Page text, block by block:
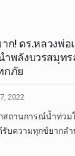
ก! ดร.หลวงพ่อ
พลังบวรสมุทร
กภัย
2022
สถานการณ์น้ำท่วม
บความทุกข์ยากลำ